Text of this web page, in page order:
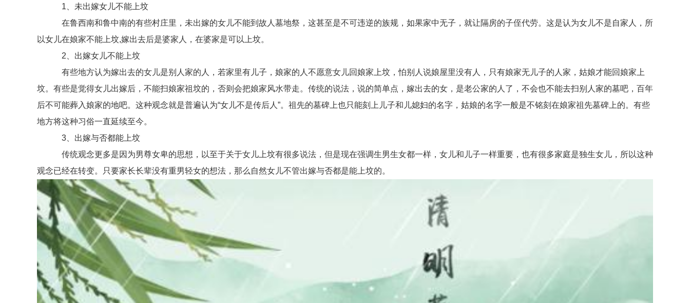
1、未出嫁女儿不能上坟
在鲁西南和鲁中南的有些村庄里，未出嫁的女儿不能到故人墓地祭，这甚至是不可违逆的族规，如果家中无子，就让隔房的子侄代劳。这是认为女儿不是自家人，所
以女儿在娘家不能上坟,嫁出去后是婆家人，在婆家是可以上坟。
2、出嫁女儿不能上坟
有些地方认为嫁出去的女儿是别人家的人，若家里有儿子，娘家的人不愿意女儿回娘家上坟，怕别人说娘屋里没有人，只有娘家无儿子的人家，姑娘才能回娘家上
坟。有些是觉得女儿出嫁后，不能扫娘家祖坟的，否则会把娘家风水带走。传统的说法，说的简单点，嫁出去的女，是老公家的人了，不会也不能去扫别人家的墓吧，百年
后不可能葬入娘家的地吧。这种观念就是普遍认为“女儿不是传后人”。祖先的墓碑上也只能刻上儿子和儿媳妇的名字，姑娘的名字一般是不铭刻在娘家祖先墓碑上的。有些
地方将这种习俗一直延续至今。
3、出嫁与否都能上坟
传统观念更多是因为男尊女卑的思想，以至于关于女儿上坟有很多说法，但是现在强调生男生女都一样，女儿和儿子一样重要，也有很多家庭是独生女儿，所以这种
观念已经在转变。只要家长长辈没有重男轻女的想法，那么自然女儿不管出嫁与否都是能上坟的。